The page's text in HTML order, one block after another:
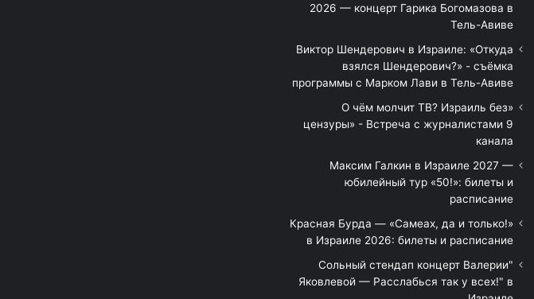
2026 — концерт Гарика Богомазова в
Тель-Авиве
Виктор Шендерович в Израиле: «Откуда
взялся Шендерович?» - съёмка
программы с Марком Лави в Тель-Авиве
«О чём молчит ТВ? Израиль без
цензуры» - Встреча с журналистами 9
канала
Максим Галкин в Израиле 2027 —
юбилейный тур «50!»: билеты и
расписание
Красная Бурда — «Самеах, да и только!»
в Израиле 2026: билеты и расписание
"Сольный стендап концерт Валерии
Яковлевой — Расслабься так у всех!" в